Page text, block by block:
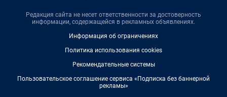
Редакция сайта не несет ответственности за достоверность
информации, содержащейся в рекламных объявлениях.
Информация об ограничениях
Политика использования cookies
Рекомендательные системы
Пользовательское соглашение сервиса «Подписка без баннерной
рекламы»